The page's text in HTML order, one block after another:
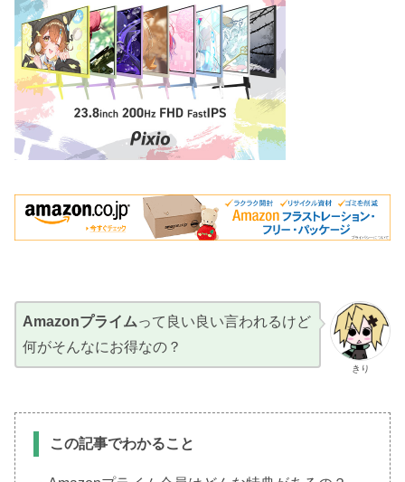
きり
Amazonプライムって良い良い言われるけど
何がそんなにお得なの？
この記事でわかること